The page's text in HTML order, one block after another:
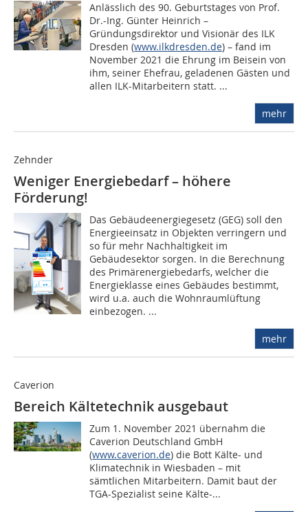
Anlässlich des 90. Geburtstages von Prof.
Dr.-Ing. Günter Heinrich –
Gründungsdirektor und Visionär des ILK
Dresden (www.ilkdresden.de) – fand im
November 2021 die Ehrung im Beisein von
ihm, seiner Ehefrau, geladenen Gästen und
allen ILK-Mitarbeitern statt. ...
mehr
Zehnder
Weniger Energiebedarf – höhere
Förderung!
Das Gebäudeenergiegesetz (GEG) soll den
Energieeinsatz in Objekten verringern und
so für mehr Nachhaltigkeit im
Gebäudesektor sorgen. In die Berechnung
des Primärenergiebedarfs, welcher die
Energieklasse eines Gebäudes bestimmt,
wird u.a. auch die Wohnraumlüftung
einbezogen. ...
mehr
Caverion
Bereich Kältetechnik ausgebaut
Zum 1. November 2021 übernahm die
Caverion Deutschland GmbH
(www.caverion.de) die Bott Kälte- und
Klimatechnik in Wiesbaden – mit
sämtlichen Mitarbeitern. Damit baut der
TGA-Spezialist seine Kälte-...